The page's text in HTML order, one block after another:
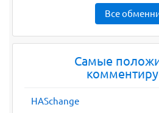
Все
Самые
HASchange